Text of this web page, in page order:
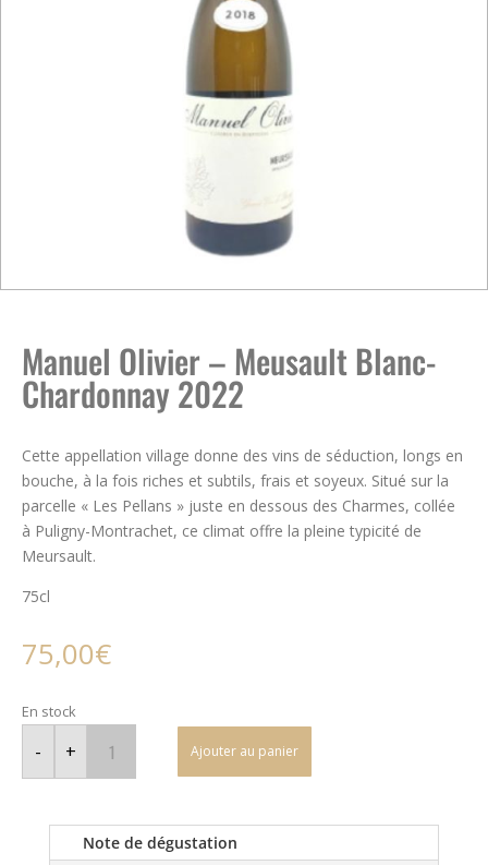
Manuel Olivier – Meusault Blanc-
Chardonnay 2022
Cette appellation village donne des vins de séduction, longs en
bouche, à la fois riches et subtils, frais et soyeux. Situé sur la
parcelle « Les Pellans » juste en dessous des Charmes, collée
à Puligny-Montrachet, ce climat offre la pleine typicité de
Meursault.
75cl
75,00€
En stock
-
quantité
Manuel
Olivier
Blanc-
Chardonnay
2022
+ Ajouter au panier
Note de dégustation